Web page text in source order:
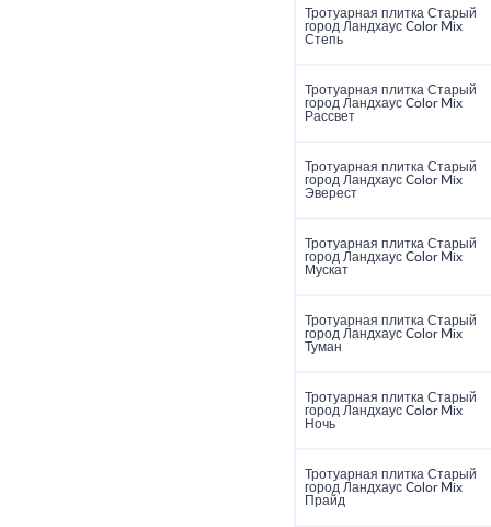
Тротуарная плитка Старый
город Ландхаус Color Mix
Степь
Тротуарная плитка Старый
город Ландхаус Color Mix
Рассвет
Тротуарная плитка Старый
город Ландхаус Color Mix
Эверест
Тротуарная плитка Старый
город Ландхаус Color Mix
Мускат
Тротуарная плитка Старый
город Ландхаус Color Mix
Туман
Тротуарная плитка Старый
город Ландхаус Color Mix
Ночь
Тротуарная плитка Старый
город Ландхаус Color Mix
Прайд